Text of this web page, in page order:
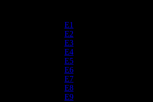
E1
E2
E3
E4
E5
E6
E7
E8
E9